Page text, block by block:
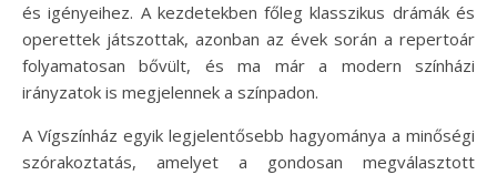
és igényeihez. A kezdetekben főleg klasszikus drámák és
operettek játszottak, azonban az évek során a repertoár
folyamatosan bővült, és ma már a modern színházi
irányzatok is megjelennek a színpadon.
A Vígszínház egyik legjelentősebb hagyománya a minőségi
szórakoztatás, amelyet a gondosan megválasztott